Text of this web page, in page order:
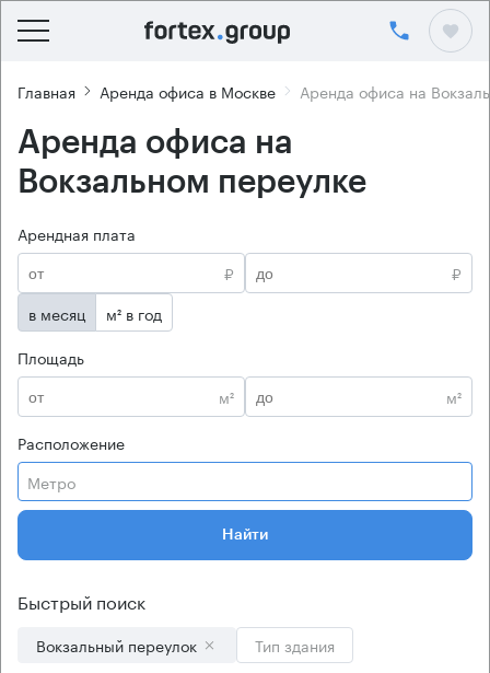
Главная Аренда офиса в Москве Аренда офиса на
Аренда офиса на
Вокзальном переулке
Арендная плата
₽
₽
в месяц
м² в год
Площадь
м²
м²
Расположение
Метро
Найти
Быстрый поиск
Вокзальный переулок Тип здания